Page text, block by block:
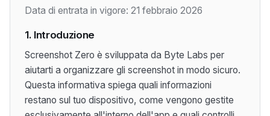
Data di entrata in vigore: 21 febbraio 2026
1. Introduzione
Screenshot Zero è sviluppata da Byte Labs per
aiutarti a organizzare gli screenshot in modo sicuro.
Questa informativa spiega quali informazioni
restano sul tuo dispositivo, come vengono gestite